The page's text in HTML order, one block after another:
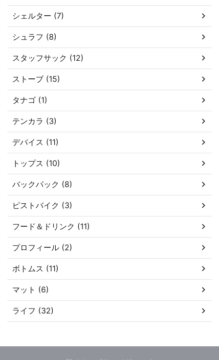
シェルター (7)
シュラフ (8)
スタッフサック (12)
ストーブ (15)
タナゴ (1)
テンカラ (3)
デバイス (11)
トップス (10)
バックパック (8)
ピストバイク (3)
フード＆ドリンク (11)
プロフィール (2)
ボトムス (11)
マット (6)
ライフ (32)